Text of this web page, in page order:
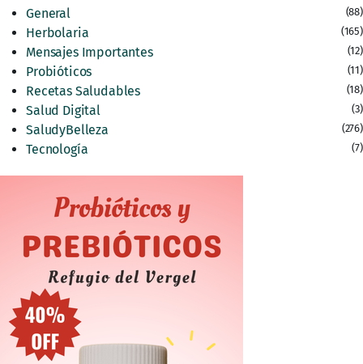
General (88)
Herbolaria (165)
Mensajes Importantes (12)
Probióticos (11)
Recetas Saludables (18)
Salud Digital (3)
SaludyBelleza (276)
Tecnología (7)